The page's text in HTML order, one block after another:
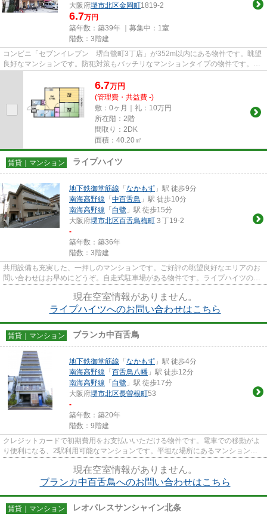
大阪府堺市北区金岡町1819-2
6.7万円
築年数：築39年 ｜募集中： 1室
階数：3階建
コンビニ「セブンイレブン 堺白鷺町3丁店」が352m以内にある物件です。眺望
良好なマンションです。防犯対策もバッチリなマンションタイプの物件です。多
6.7万円
(管理費・共益費 -)
敷：0ヶ月｜礼：10万円
所在階：2階
間取り：2DK
面積：40.20㎡
賃貸｜マンション ライプハイツ
地下鉄御堂筋線 「 なかもず 」駅 徒歩9分
南海高野線 「 中百舌鳥 」駅 徒歩10分
南海高野線 「 白鷺 」駅 徒歩15分
大阪府堺市北区百舌鳥梅町 ３丁19-2
-
築年数：築36年
階数：3階建
共用設備も充実した、一押しのマンションです。ご好評の眺望良好なエリアのお
問い合わせはお早めにどうぞ。自走式駐車場がある物件です。ライプハイツの詳
現在空室情報がありません。
ライプハイツへのお問い合わせはこちら
賃貸｜マンション ブランカ中百舌鳥
地下鉄御堂筋線 「 なかもず 」駅 徒歩4分
南海高野線 「 百舌鳥八幡 」駅 徒歩12分
南海高野線 「 白鷺 」駅 徒歩17分
大阪府堺市北区長曽根町53
-
築年数：築20年
階数：9階建
クレジットカードで初期費用をお支払いいただける物件です。電車での移動がよ
り便利になる、2駅利用可能なマンションです。平坦な場所にあるマンションな
現在空室情報がありません。
ブランカ中百舌鳥へのお問い合わせはこちら
賃貸｜マンション レオパレスサンシャイン北条